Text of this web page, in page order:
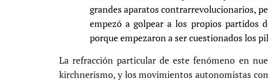
grandes aparatos contrarrevolucionarios,
empezó a golpear a los propios partidos
porque empezaron a ser cuestionados los
La refracción particular de este fenómeno en
kirchnerismo, y los movimientos autonomistas